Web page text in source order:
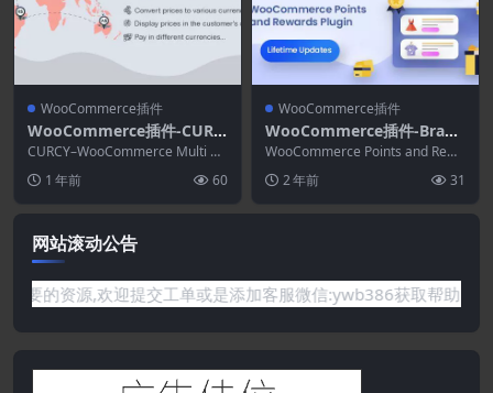
WooCommerce插件
WooCommerce插件-CURC
Y–WooCommerce Multi C
urrency–Currency Switche
r 2.3.10
CURCY–WooCommerce Multi Cu
rrency允许您的客户在货...
1 年前 60
WooCommerce插件
WooCommerce插件-Bravo
–WooCommerce Points a
nd Rewards 2.5.8
WooCommerce Points and Rewa
rds扩展，您可以设置要为...
2 年前 31
网站滚动公告
你需要的资源,欢迎提交工单或是添加客服微信:ywb386获取帮助